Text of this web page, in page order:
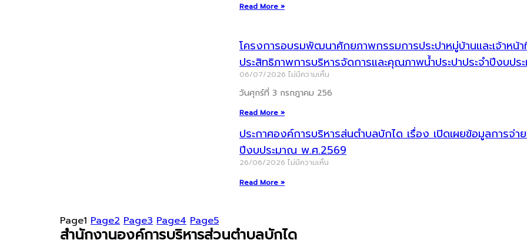
Read More »
โครงการอบรมพัฒนาศักยภาพกรรมการประปาหมู่บ้านและเจ้าหน้
ประสิทธิภาพการบริหารจัดการและคุณภาพน้ำประปาประจำปีงบป
06/07/2026 ไม่มีความเห็น
วันศุกร์ที่ 3 กรกฎาคม 256
Read More »
ประกาศองค์การบริหารส่นตำบลบักได เรื่อง เปิดเผยข้อมูลการจ่
ปีงบประมาณ พ.ศ.2569
26/06/2026 ไม่มีความเห็น
Read More »
Page1 Page2 Page3 Page4 Page5
สำนักงานองค์การบริหารส่วนตำบลบักได